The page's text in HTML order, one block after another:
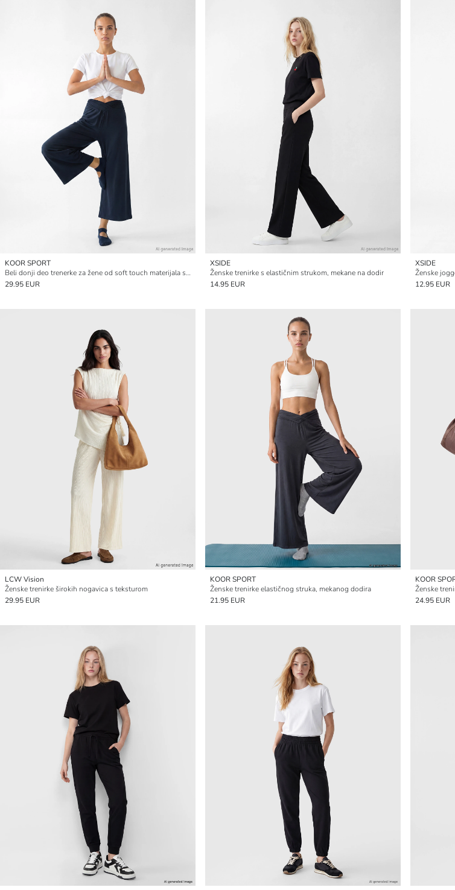
KOOR SPORT
Beli donji deo trenerke za žene od soft touch materijala sa lastikom
29.95 EUR
XSIDE
Ženske trenirke s elastičnim strukom, mekane na dodir
14.95 EUR
XSIDE
Ženske
12.95 EUR
LCW Vision
Ženske trenirke širokih nogavica s teksturom
29.95 EUR
KOOR SPORT
Ženske trenirke elastičnog struka, mekanog dodira
21.95 EUR
KOOR
Ženske
24.95 EUR